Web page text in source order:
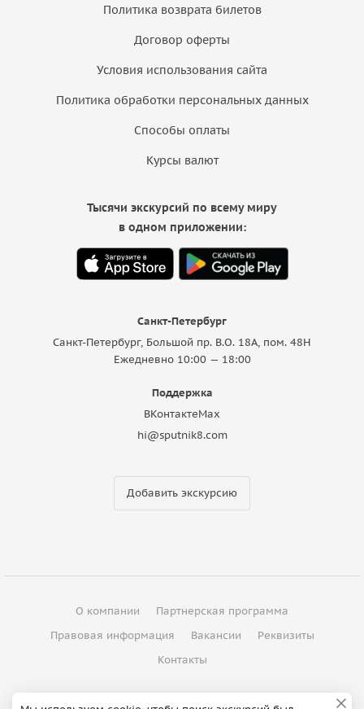
Политика возврата билетов
Договор оферты
Условия использования сайта
Политика обработки персональных данных
Способы оплаты
Курсы валют
Санкт-Петербург
Санкт-Петербург, Большой пр. В.О. 18A, пом. 48Н
Ежедневно 10:00 — 18:00
Поддержка
ВКонтактеMax
hi@sputnik8.com
Добавить экскурсию
Тысячи экскурсий по всему миру
в одном приложении:
О компании
Партнерская программа
Правовая информация
Вакансии
Реквизиты
Контакты
© 2012 - 2026 ООО "Спутник"